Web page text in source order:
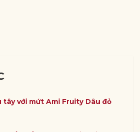
tây với mứt Ami Fruity Dâu đỏ